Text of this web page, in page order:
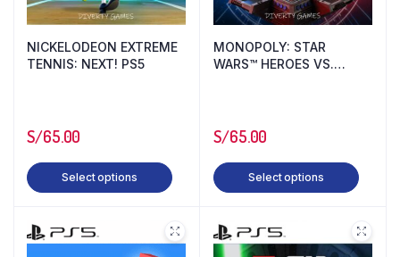
NICKELODEON EXTREME
TENNIS: NEXT! PS5
S/65.00
Select options
MONOPOLY: STAR
WARS™ HEROES VS.
S/65.00
Select options